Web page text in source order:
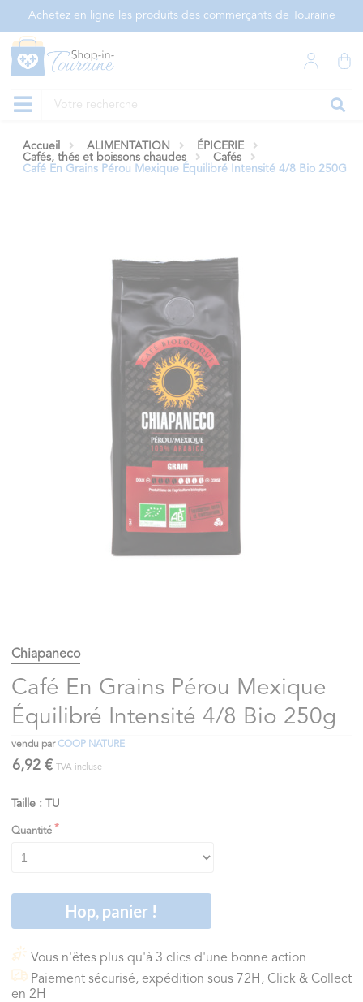
Achetez en ligne les produits des commerçants de Touraine
Accueil ALIMENTATION
ÉPICERIE
Cafés, thés et boissons chaudes
Cafés
Café En Grains Pérou Mexique Équilibré Intensité 4/8 Bio 250G
Chiapaneco
Café En Grains Pérou Mexique
Équilibré Intensité 4/8 Bio 250g
vendu parCOOP NATURE
6,92 € TVA incluse
Taille : TU
Quantité
Hop, panier !
Vous n'êtes plus qu'à 3 clics d'une bonne action
Paiement sécurisé, expédition sous 72H, Click & Collect
en 2H
Panneau de gestion des cookies